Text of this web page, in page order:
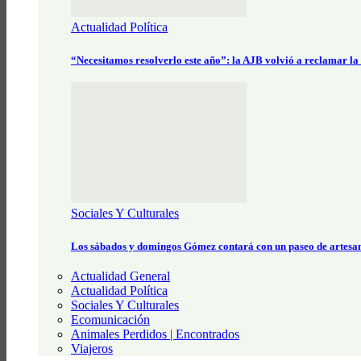
Actualidad Política
“Necesitamos resolverlo este año”: la AJB volvió a reclamar
Sociales Y Culturales
Los sábados y domingos Gómez contará con un paseo de
Actualidad General
Actualidad Política
Sociales Y Culturales
Ecomunicación
Animales Perdidos | Encontrados
Viajeros